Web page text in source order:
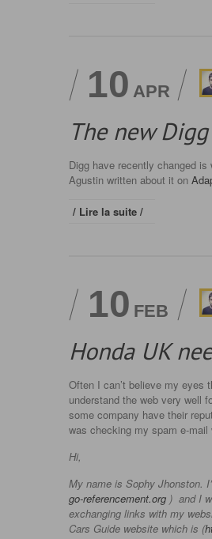
10 APR
The new
Digg have recently changed
Agustin written about it on
/ Lire la suite /
10 FEB
Honda UK
Often I can’t believe my eyes
understand the web very well
some company have their
was checking my spam e-mail
Hi,
My name is Sophy Jhonston.
go-referencement.org ) and I
exchanging links with my
Cars Guide website which is (